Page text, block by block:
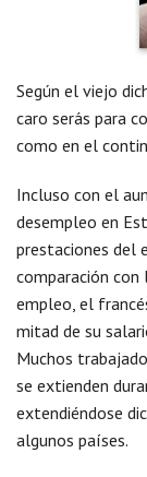
Según el viejo
caro serás para
como en el
Incluso con el
desempleo en
prestaciones del
comparación con
empleo, el
mitad de su
Muchos
se extienden
extendiéndose
algunos países.